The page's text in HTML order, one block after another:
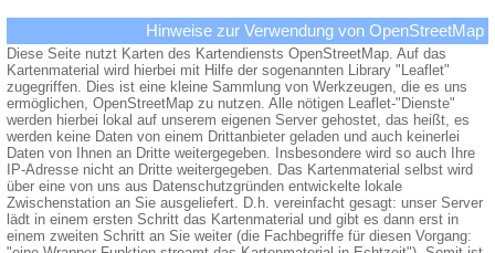
Hinweise zur Verwendung von OpenStreetMap
Diese Seite nutzt Karten des Kartendiensts OpenStreetMap. Auf das
Kartenmaterial wird hierbei mit Hilfe der sogenannten Library "Leaflet"
zugegriffen. Dies ist eine kleine Sammlung von Werkzeugen, die es uns
ermöglichen, OpenStreetMap zu nutzen. Alle nötigen Leaflet-"Dienste"
werden hierbei lokal auf unserem eigenen Server gehostet, das heißt, es
werden keine Daten von einem Drittanbieter geladen und auch keinerlei
Daten von Ihnen an Dritte weitergegeben. Insbesondere wird so auch Ihre
IP-Adresse nicht an Dritte weitergegeben. Das Kartenmaterial selbst wird
über eine von uns aus Datenschutzgründen entwickelte lokale
Zwischenstation an Sie ausgeliefert. D.h. vereinfacht gesagt: unser Server
lädt in einem ersten Schritt das Kartenmaterial und gibt es dann erst in
einem zweiten Schritt an Sie weiter (die Fachbegriffe für diesen Vorgang: